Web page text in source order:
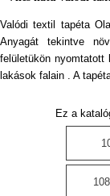
Valódi textil tapéta
Anyagát tekintve
felületükön nyomtatott
lakások falain . A
Ez a